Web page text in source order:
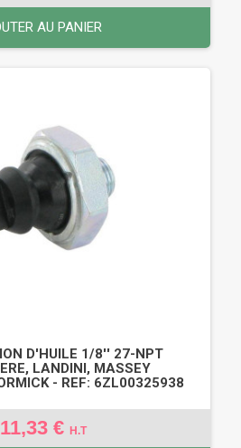
AU PANIER
D'HUILE 1/8'' 27-NPT
LANDINI, MASSEY
- REF: 6ZL00325938
11,33 € H.T